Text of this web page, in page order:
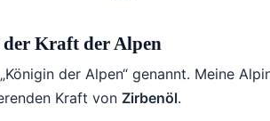
Kraft der Alpen
der Alpen“ genannt. Meine
Kraft von Zirbenöl.